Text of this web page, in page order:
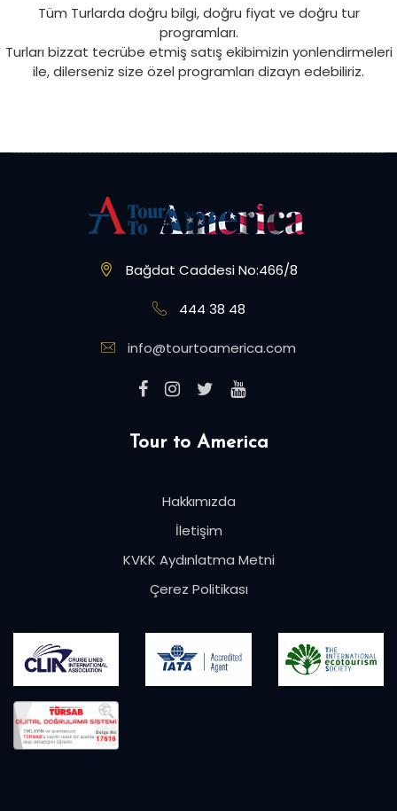
Tüm Turlarda doğru bilgi, doğru fiyat ve doğru tur
programları.
Turları bizzat tecrübe etmiş satış ekibimizin yonlendirmeleri
ile, dilerseniz size özel programları dizayn edebiliriz.
Bağdat Caddesi No:466/8
444 38 48
info@tourtoamerica.com
Tour to America
Hakkımızda
İletişim
KVKK Aydınlatma Metni
Çerez Politikası